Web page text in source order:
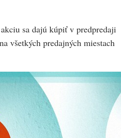
sa dajú kúpiť v predpredaji
všetkých predajných miestach